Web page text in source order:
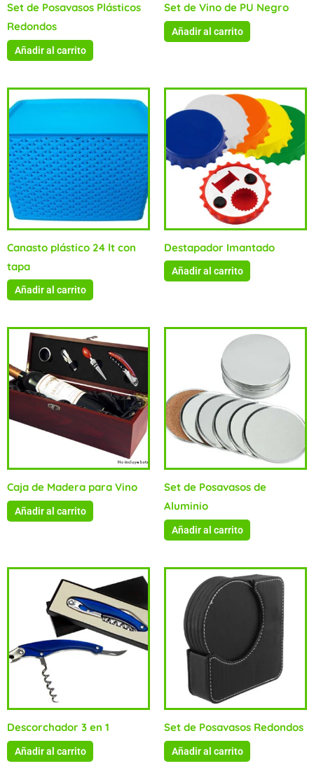
Set de Posavasos Plásticos
Redondos
Añadir al carrito
Set de Vino de PU Negro
Añadir al carrito
Canasto plástico 24 lt con
tapa
Añadir al carrito
Destapador Imantado
Añadir al carrito
Caja de Madera para Vino
Añadir al carrito
Set de Posavasos de
Aluminio
Añadir al carrito
Descorchador 3 en 1
Añadir al carrito
Set de Posavasos Redondos
Añadir al carrito